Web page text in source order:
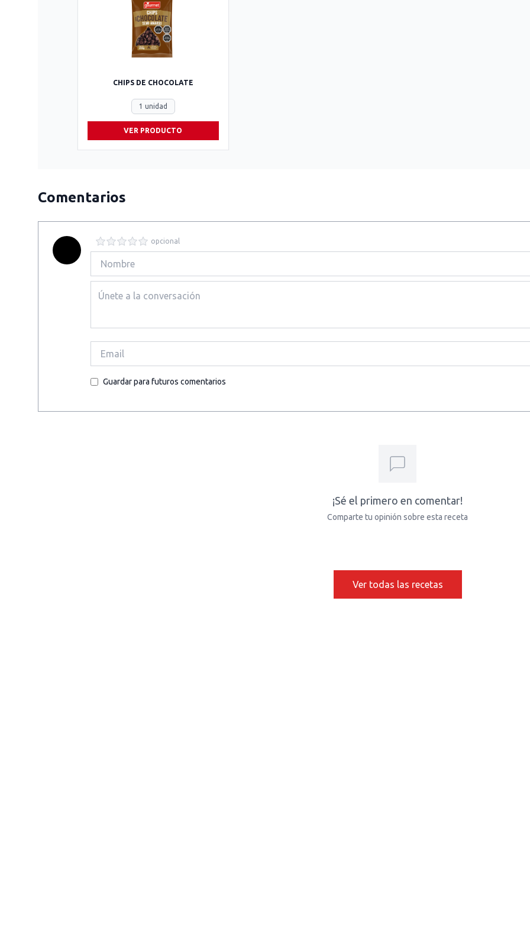
CHIPS DE CHOCOLATE
1 unidad
VER PRODUCTO
Comentarios
opcional
Guardar para futuros comentarios
¡Sé el primero en comentar!
Comparte tu opinión sobre esta receta
Ver todas las recetas